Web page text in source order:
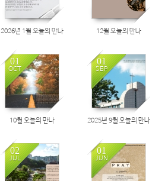
2026년 1월 오늘의 만나 12월 오늘의 만나
01
OCT
10월 오늘의 만나
01
SEP
2025년 9월 오늘의 만나
02
JUL
01
JUN